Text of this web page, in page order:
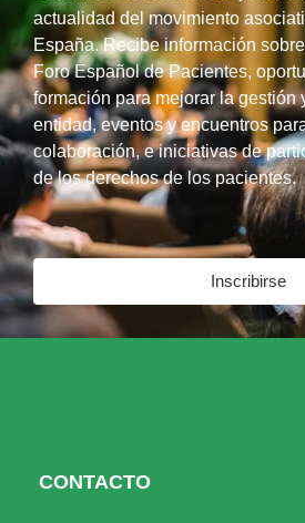
actualidad del movimiento
España. Recibe información
Foro Español de Pacientes,
formación para mejorar la gestión
entidad, eventos y encuentros
colaboración, e iniciativas de
de los derechos de los pacientes.
Inscribirse
CONTACTO